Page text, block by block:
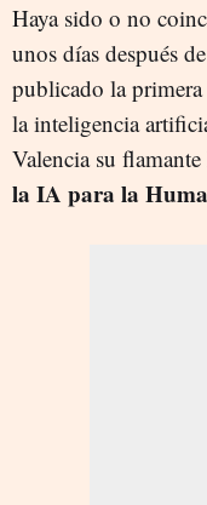
Haya sido o no
unos días después
publicado la
la inteligencia
Valencia su flamante
la IA para la